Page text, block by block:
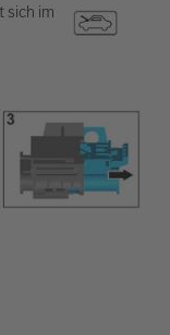
sich im